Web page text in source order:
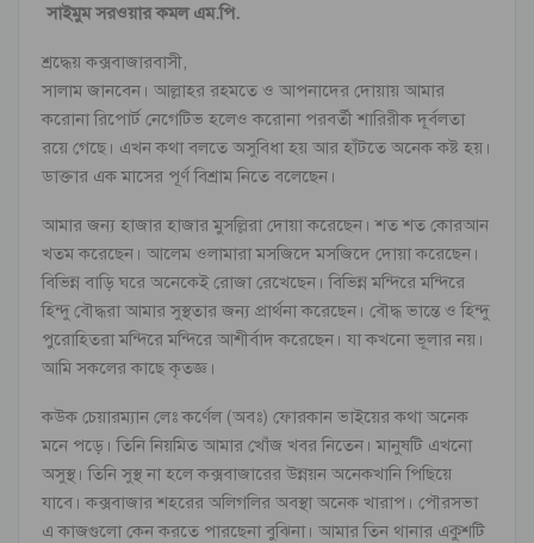
সাইমুম সরওয়ার কমল এম.পি.
শ্রদ্ধেয় কক্সবাজারবাসী,
সালাম জানবেন। আল্লাহর রহমতে ও আপনাদের দোয়ায় আমার
করোনা রিপোর্ট নেগেটিভ হলেও করোনা পরবর্তী শারিরীক দূর্বলতা
রয়ে গেছে। এখন কথা বলতে অসুবিধা হয় আর হাঁটতে অনেক কষ্ট হয়।
ডাক্তার এক মাসের পূর্ণ বিশ্রাম নিতে বলেছেন।
আমার জন্য হাজার হাজার মুসল্লিরা দোয়া করেছেন। শত শত কোরআন
খতম করেছেন। আলেম ওলামারা মসজিদে মসজিদে দোয়া করেছেন।
বিভিন্ন বাড়ি ঘরে অনেকেই রোজা রেখেছেন। বিভিন্ন মন্দিরে মন্দিরে
হিন্দু বৌদ্ধরা আমার সুস্থতার জন্য প্রার্থনা করেছেন। বৌদ্ধ ভান্তে ও হিন্দু
পুরোহিতরা মন্দিরে মন্দিরে আশীর্বাদ করেছেন। যা কখনো ভূলার নয়।
আমি সকলের কাছে কৃতজ্ঞ।
কউক চেয়ারম্যান লেঃ কর্ণেল (অবঃ) ফোরকান ভাইয়ের কথা অনেক
মনে পড়ে। তিনি নিয়মিত আমার খোঁজ খবর নিতেন। মানুষটি এখনো
অসুস্থ। তিনি সুস্থ না হলে কক্সবাজারের উন্নয়ন অনেকখানি পিছিয়ে
যাবে। কক্সবাজার শহরের অলিগলির অবস্থা অনেক খারাপ। পৌরসভা
এ কাজগুলো কেন করতে পারছেনা বুঝিনা। আমার তিন থানার একুশটি